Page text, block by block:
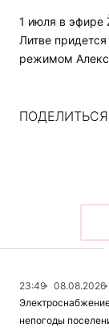
1 июля в эфире
Литве
режимом
23:49 08.08.2026
непогоды